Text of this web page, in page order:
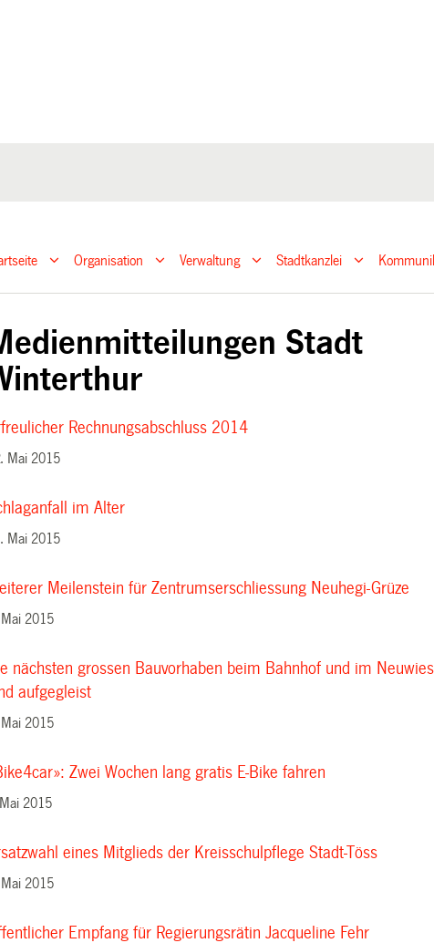
Organisation Verwaltung Stadtkanzlei
Stadt
Rechnungsabschluss 2014
Mai 2015
im Alter
Mai 2015
Meilenstein für Zentrumserschliessung Neuhegi-Grüze
2015
nächsten grossen Bauvorhaben beim Bahnhof und im
aufgegleist
2015
Zwei Wochen lang gratis E-Bike fahren
2015
eines Mitglieds der Kreisschulpflege Stadt-Töss
2015
Empfang für Regierungsrätin Jacqueline Fehr